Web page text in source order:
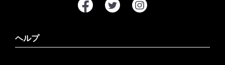
ヘルプ